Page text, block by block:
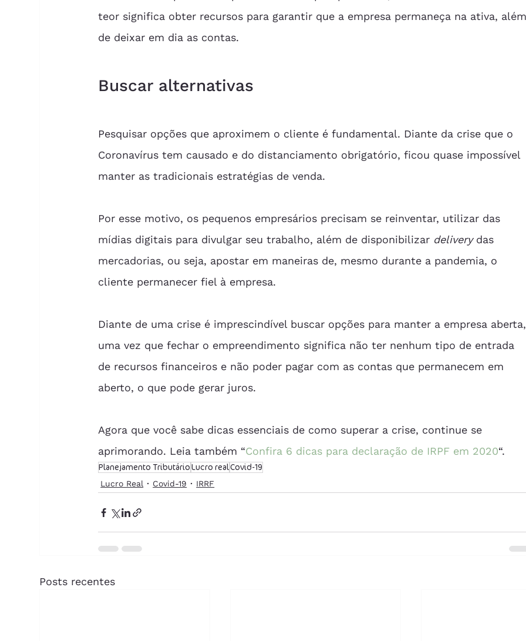
teor significa obter recursos para garantir que a empresa permaneça na ativa, além
de deixar em dia as contas.
Buscar alternativas
Pesquisar opções que aproximem o cliente é fundamental. Diante da crise que o
Coronavírus tem causado e do distanciamento obrigatório, ficou quase impossível
manter as tradicionais estratégias de venda.
Por esse motivo, os pequenos empresários precisam se reinventar, utilizar das
mídias digitais para divulgar seu trabalho, além de disponibilizar delivery das
mercadorias, ou seja, apostar em maneiras de, mesmo durante a pandemia, o
cliente permanecer fiel à empresa.
Diante de uma crise é imprescindível buscar opções para manter a empresa aberta,
uma vez que fechar o empreendimento significa não ter nenhum tipo de entrada
de recursos financeiros e não poder pagar com as contas que permanecem em
aberto, o que pode gerar juros.
Agora que você sabe dicas essenciais de como superar a crise, continue se
aprimorando. Leia também “Confira 6 dicas para declaração de IRPF em 2020“.
Planejamento TributárioLucro realCovid-19
Lucro Real Covid-19 IRRF
Posts recentes